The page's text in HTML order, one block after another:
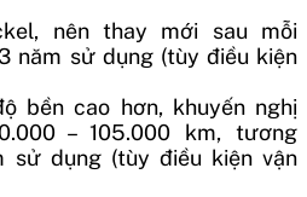
nên thay mới sau mỗi
năm sử dụng (tùy điều kiện
bền cao hơn, khuyến nghị
– 105.000 km, tương
sử dụng (tùy điều kiện vận